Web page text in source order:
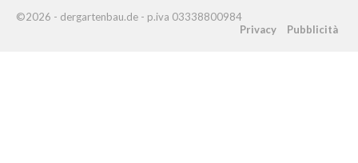
©2026 - dergartenbau.de - p.iva 03338800984
Privacy
Pubblicità